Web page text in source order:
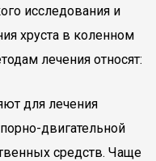
исследования и
хруста в коленном
лечения относят:
для лечения
двигательной
средств. Чаще